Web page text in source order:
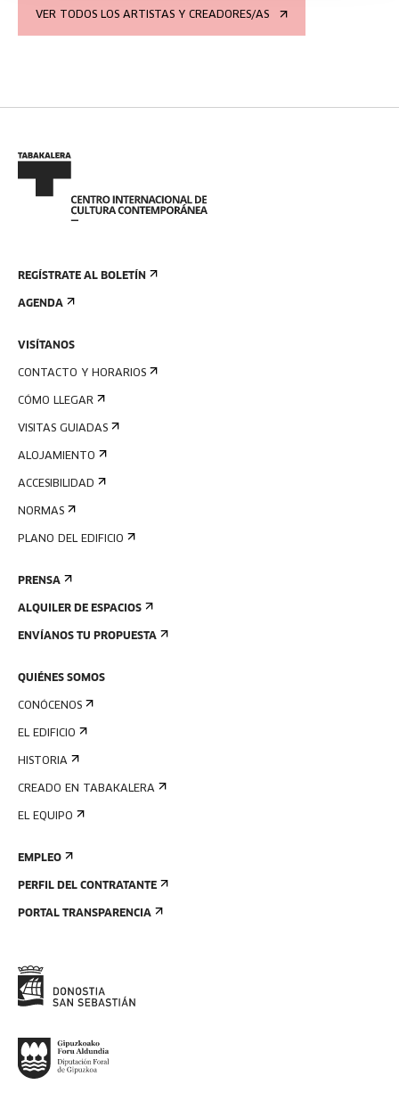
VER TODOS LOS ARTISTAS Y CREADORES/AS
REGÍSTRATE AL BOLETÍN
AGENDA
VISÍTANOS
CONTACTO Y HORARIOS
CÓMO LLEGAR
VISITAS GUIADAS
ALOJAMIENTO
ACCESIBILIDAD
NORMAS
PLANO DEL EDIFICIO
PRENSA
ALQUILER DE ESPACIOS
ENVÍANOS TU PROPUESTA
QUIÉNES SOMOS
CONÓCENOS
EL EDIFICIO
HISTORIA
CREADO EN TABAKALERA
EL EQUIPO
EMPLEO
PERFIL DEL CONTRATANTE
PORTAL TRANSPARENCIA